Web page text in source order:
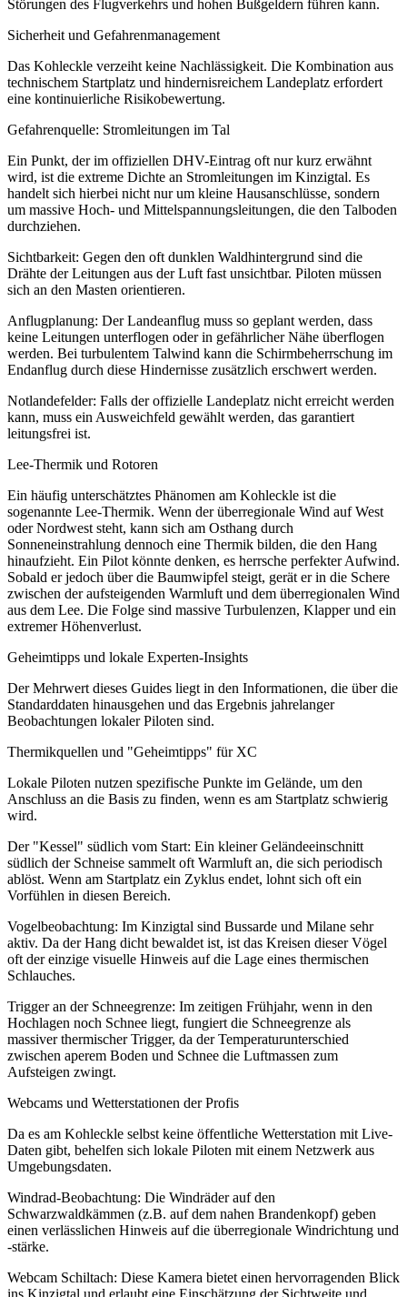
Störungen des Flugverkehrs und hohen Bußgeldern führen kann.
Sicherheit und Gefahrenmanagement
Das Kohleckle verzeiht keine Nachlässigkeit. Die Kombination aus
technischem Startplatz und hindernisreichem Landeplatz erfordert
eine kontinuierliche Risikobewertung.
Gefahrenquelle: Stromleitungen im Tal
Ein Punkt, der im offiziellen DHV-Eintrag oft nur kurz erwähnt
wird, ist die extreme Dichte an Stromleitungen im Kinzigtal. Es
handelt sich hierbei nicht nur um kleine Hausanschlüsse, sondern
um massive Hoch- und Mittelspannungsleitungen, die den Talboden
durchziehen.
Sichtbarkeit: Gegen den oft dunklen Waldhintergrund sind die
Drähte der Leitungen aus der Luft fast unsichtbar. Piloten müssen
sich an den Masten orientieren.
Anflugplanung: Der Landeanflug muss so geplant werden, dass
keine Leitungen unterflogen oder in gefährlicher Nähe überflogen
werden. Bei turbulentem Talwind kann die Schirmbeherrschung im
Endanflug durch diese Hindernisse zusätzlich erschwert werden.
Notlandefelder: Falls der offizielle Landeplatz nicht erreicht werden
kann, muss ein Ausweichfeld gewählt werden, das garantiert
leitungsfrei ist.
Lee-Thermik und Rotoren
Ein häufig unterschätztes Phänomen am Kohleckle ist die
sogenannte Lee-Thermik. Wenn der überregionale Wind auf West
oder Nordwest steht, kann sich am Osthang durch
Sonneneinstrahlung dennoch eine Thermik bilden, die den Hang
hinaufzieht. Ein Pilot könnte denken, es herrsche perfekter Aufwind.
Sobald er jedoch über die Baumwipfel steigt, gerät er in die Schere
zwischen der aufsteigenden Warmluft und dem überregionalen Wind
aus dem Lee. Die Folge sind massive Turbulenzen, Klapper und ein
extremer Höhenverlust.
Geheimtipps und lokale Experten-Insights
Der Mehrwert dieses Guides liegt in den Informationen, die über die
Standarddaten hinausgehen und das Ergebnis jahrelanger
Beobachtungen lokaler Piloten sind.
Thermikquellen und "Geheimtipps" für XC
Lokale Piloten nutzen spezifische Punkte im Gelände, um den
Anschluss an die Basis zu finden, wenn es am Startplatz schwierig
wird.
Der "Kessel" südlich vom Start: Ein kleiner Geländeeinschnitt
südlich der Schneise sammelt oft Warmluft an, die sich periodisch
ablöst. Wenn am Startplatz ein Zyklus endet, lohnt sich oft ein
Vorfühlen in diesen Bereich.
Vogelbeobachtung: Im Kinzigtal sind Bussarde und Milane sehr
aktiv. Da der Hang dicht bewaldet ist, ist das Kreisen dieser Vögel
oft der einzige visuelle Hinweis auf die Lage eines thermischen
Schlauches.
Trigger an der Schneegrenze: Im zeitigen Frühjahr, wenn in den
Hochlagen noch Schnee liegt, fungiert die Schneegrenze als
massiver thermischer Trigger, da der Temperaturunterschied
zwischen aperem Boden und Schnee die Luftmassen zum
Aufsteigen zwingt.
Webcams und Wetterstationen der Profis
Da es am Kohleckle selbst keine öffentliche Wetterstation mit Live-
Daten gibt, behelfen sich lokale Piloten mit einem Netzwerk aus
Umgebungsdaten.
Windrad-Beobachtung: Die Windräder auf den
Schwarzwaldkämmen (z.B. auf dem nahen Brandenkopf) geben
einen verlässlichen Hinweis auf die überregionale Windrichtung und
-stärke.
Webcam Schiltach: Diese Kamera bietet einen hervorragenden Blick
ins Kinzigtal und erlaubt eine Einschätzung der Sichtweite und